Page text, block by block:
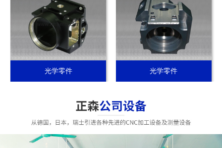
光学零件 光学零件